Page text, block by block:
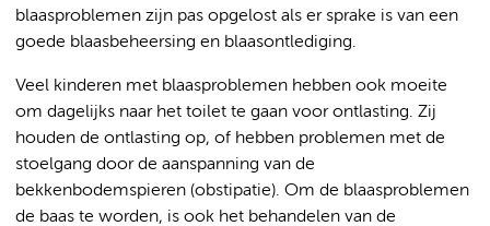
blaasproblemen zijn pas opgelost als er sprake is van een
goede blaasbeheersing en blaasontlediging.
Veel kinderen met blaasproblemen hebben ook moeite
om dagelijks naar het toilet te gaan voor ontlasting. Zij
houden de ontlasting op, of hebben problemen met de
stoelgang door de aanspanning van de
bekkenbodemspieren (obstipatie). Om de blaasproblemen
de baas te worden, is ook het behandelen van de